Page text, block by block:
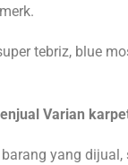
tebriz, blue
Varian
yang dijual,